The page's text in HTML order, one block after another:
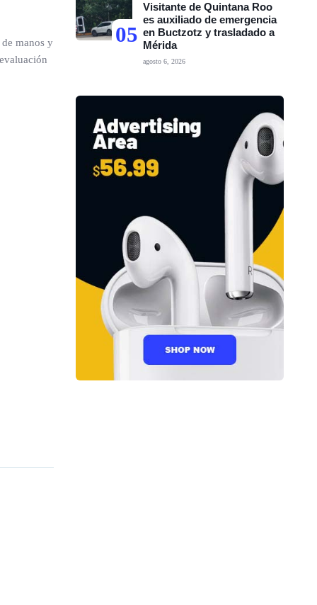
manos y
05
Visitante de Quintana Roo
es auxiliado de emergencia
en Buctzotz y trasladado a
Mérida
agosto 6, 2026